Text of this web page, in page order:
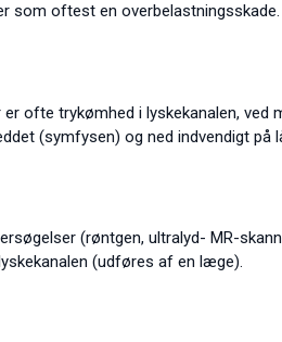
som oftest en overbelastningsskade.
er ofte trykømhed i lyskekanalen,
(symfysen) og ned indvendigt på
(røntgen, ultralyd- MR-
(udføres af en læge).